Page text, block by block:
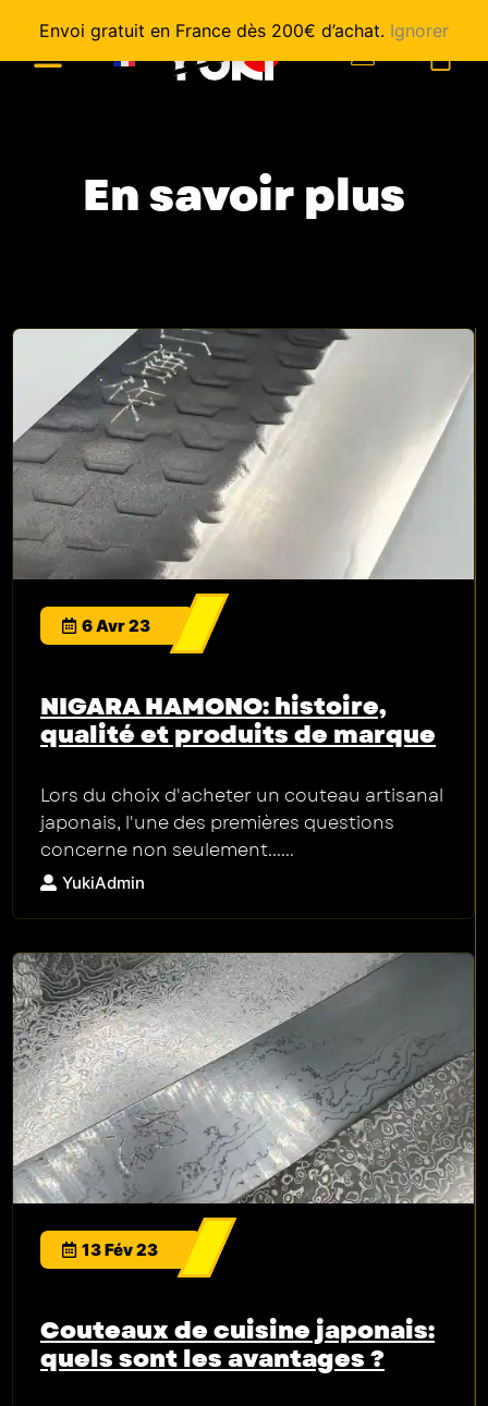
Envoi gratuit en France dès 200€ d’achat. Ignorer
En savoir plus
6 Avr 23
NIGARA HAMONO: histoire,
qualité et produits de marque
Lors du choix d'acheter un couteau artisanal
japonais, l'une des premières questions
concerne non seulement......
YukiAdmin
13 Fév 23
Couteaux de cuisine japonais:
quels sont les avantages ?